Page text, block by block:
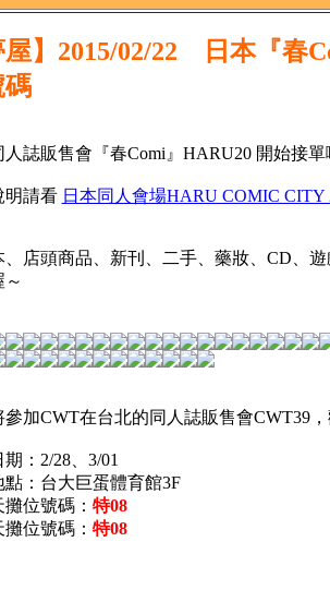
屋】2015/02/22 日本『春
人誌販售會『春Comi』HARU20 開始接單
明請看 日本同人會場HARU COMIC
、店頭商品、新刊、二手、藥妝、CD、
參加CWT在台北的同人誌販售會CWT39
：2/28、3/01
點：台大巨蛋體育館3F
位號碼： 特08
位號碼： 特08